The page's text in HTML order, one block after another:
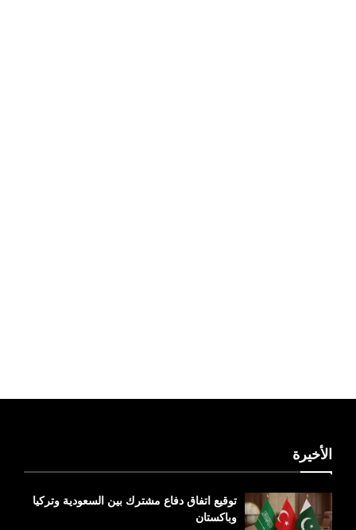
الأخيرة
توقيع اتفاق دفاع مشترك بين السعودية وتركيا
وباكستان